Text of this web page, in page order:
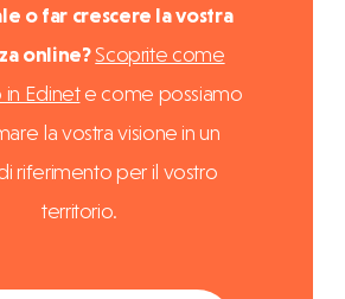
o far crescere la vostra
online? Scoprite come
Edinete come possiamo
la vostra visione in un
riferimento per il vostro
territorio.